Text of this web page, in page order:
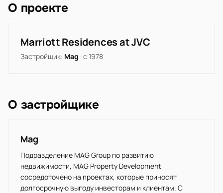
О проекте
Marriott Residences at JVC
Застройщик: Mag · с 1978
О застройщике
Mag
Подразделение MAG Group по развитию
недвижимости, MAG Property Development
сосредоточено на проектах, которые приносят
долгосрочную выгоду инвесторам и клиентам. С